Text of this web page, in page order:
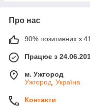
Про нас
90% позитивних з 41
Працює з
м. Ужгород
Ужгород, Україна
Контакти